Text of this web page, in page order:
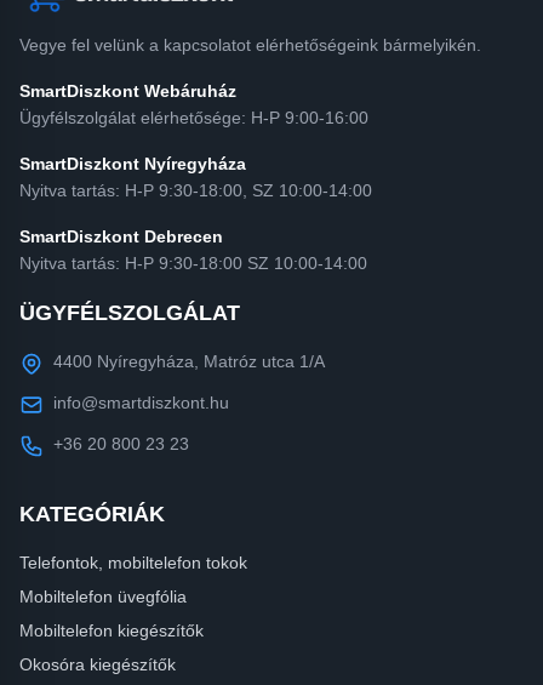
Vegye fel velünk a kapcsolatot elérhetőségeink bármelyikén.
SmartDiszkont Webáruház
Ügyfélszolgálat elérhetősége: H-P 9:00-16:00
SmartDiszkont Nyíregyháza
Nyitva tartás: H-P 9:30-18:00, SZ 10:00-14:00
SmartDiszkont Debrecen
Nyitva tartás: H-P 9:30-18:00 SZ 10:00-14:00
ÜGYFÉLSZOLGÁLAT
4400 Nyíregyháza, Matróz utca 1/A
info@smartdiszkont.hu
+36 20 800 23 23
KATEGÓRIÁK
Telefontok, mobiltelefon tokok
Mobiltelefon üvegfólia
Mobiltelefon kiegészítők
Okosóra kiegészítők